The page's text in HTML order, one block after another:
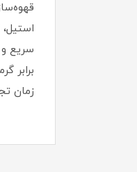
برابر
زمان